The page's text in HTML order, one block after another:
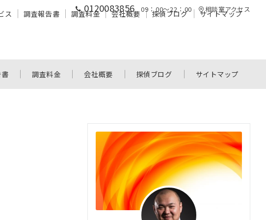
0120083856 09：00～22：00 相談室アクセス
調査料金 会社概要 探偵ブログ サイトマップ
ス 調査報告書 調査料金 会社概要 探偵ブログ サイトマップ